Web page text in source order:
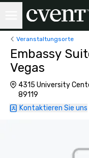
Veranstaltungsorte
Embassy
Vegas
4315 University
89119
Kontaktieren Sie uns